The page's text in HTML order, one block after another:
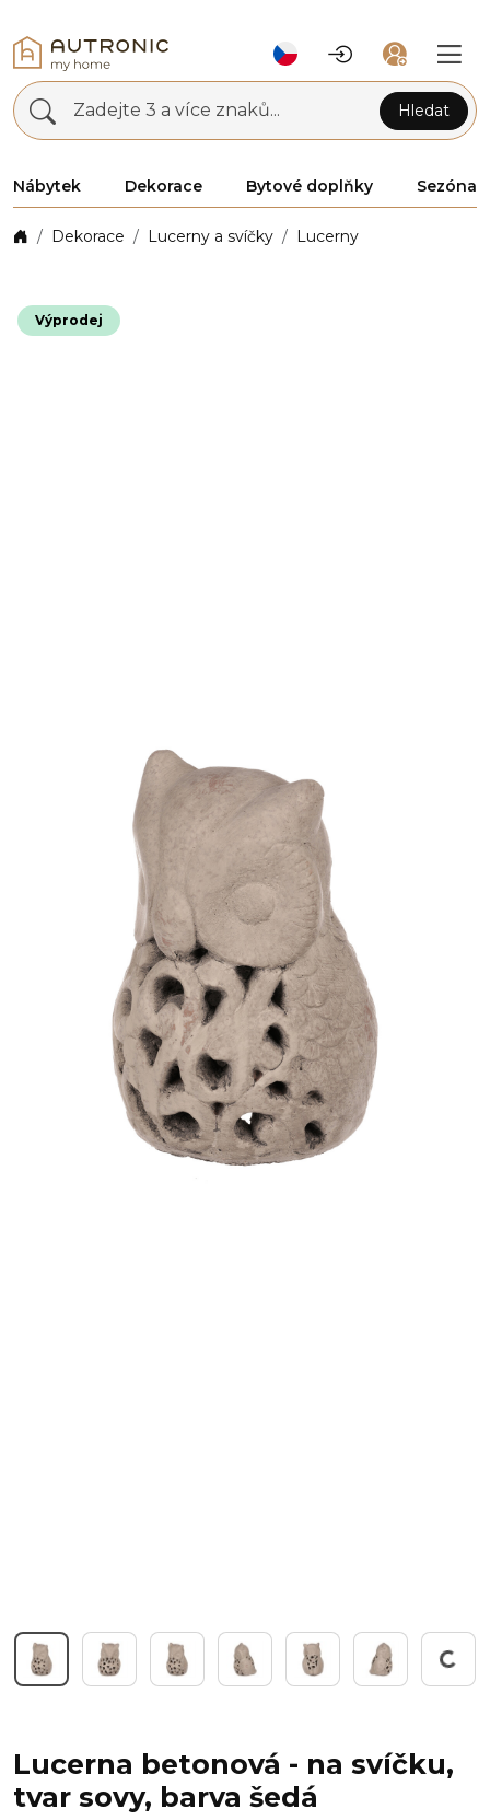
Zadejte 3 a více znaků... Hledat
Nábytek Dekorace Bytové doplňky Sezóna
Dekorace Lucerny a svíčky Lucerny
Pracuji...
Výprodej
Lucerna betonová - na svíčku,
tvar sovy, barva šedá